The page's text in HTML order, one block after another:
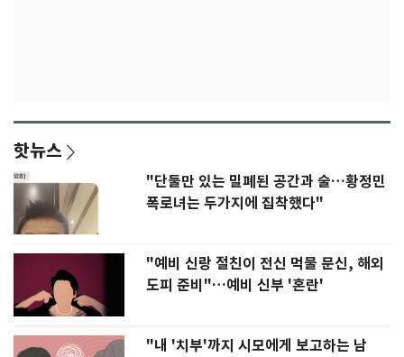
핫뉴스
"단둘만 있는 밀폐된 공간과 술…황정민
폭로녀는 두가지에 집착했다"
"예비 신랑 절친이 전신 먹물 문신, 해외
도피 준비"…예비 신부 '혼란'
"내 '치부'까지 시모에게 보고하는 남